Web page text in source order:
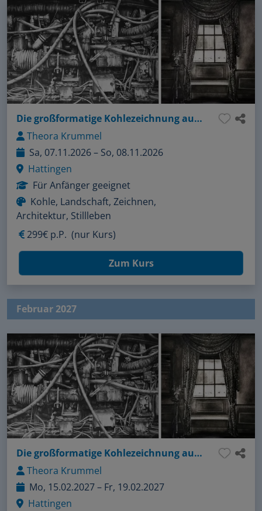
Die großformatige Kohlezeichnung auf Papier und Leinwand
Theora Krummel
Sa, 07.11.2026 – So, 08.11.2026
Hattingen
Für Anfänger geeignet
Kohle, Landschaft, Zeichnen,
Architektur, Stillleben
299€ p.P. (nur Kurs)
Zum Kurs
Februar 2027
Die großformatige Kohlezeichnung auf Papier und Leinwand
Theora Krummel
Mo, 15.02.2027 – Fr, 19.02.2027
Hattingen